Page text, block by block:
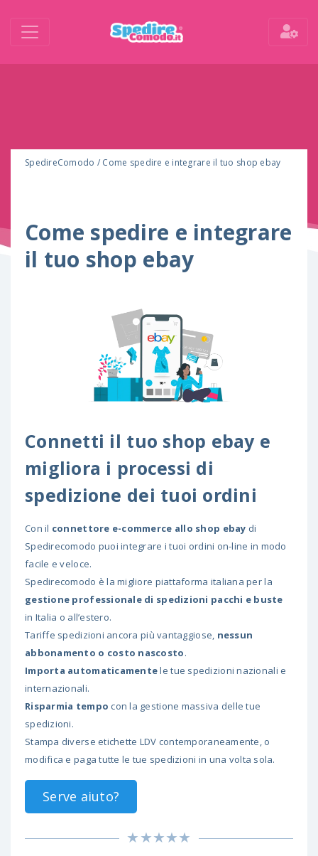
SpedireComodo / Come spedire e integrare il tuo shop ebay
Come spedire e integrare
il tuo shop ebay
Connetti il tuo shop ebay e
migliora i processi di
spedizione dei tuoi ordini
Con il connettore e-commerce allo shop ebay di
Spedirecomodo puoi integrare i tuoi ordini on-line in modo
facile e veloce.
Spedirecomodo è la migliore piattaforma italiana per la
gestione professionale di spedizioni pacchi e buste
in Italia o all’estero.
Tariffe spedizioni ancora più vantaggiose, nessun
abbonamento o costo nascosto.
Importa automaticamentele tue spedizioni nazionali e
internazionali.
Risparmia tempo con la gestione massiva delle tue
spedizioni.
Stampa diverse etichette LDV contemporaneamente, o
modifica e paga tutte le tue spedizioni in una volta sola.
Serve aiuto?